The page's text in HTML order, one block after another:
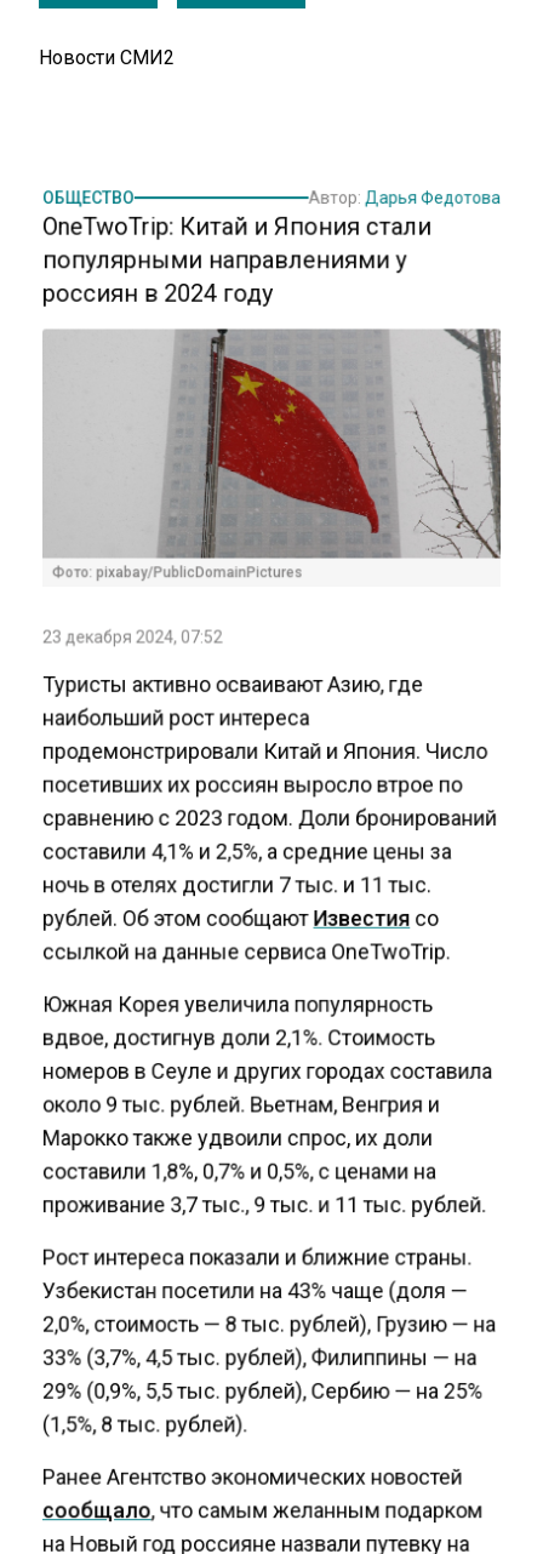
Новости СМИ2
OneTwoTrip: Китай и Япония стали
популярными направлениями у
россиян в 2024 году
Фото: pixabay/PublicDomainPictures
23 декабря 2024, 07:52
Туристы активно осваивают Азию, где
наибольший рост интереса
продемонстрировали Китай и Япония. Число
посетивших их россиян выросло втрое по
сравнению с 2023 годом. Доли бронирований
составили 4,1% и 2,5%, а средние цены за
ночь в отелях достигли 7 тыс. и 11 тыс.
рублей. Об этом сообщаютИзвестия со
ссылкой на данные сервиса OneTwoTrip.
Южная Корея увеличила популярность
вдвое, достигнув доли 2,1%. Стоимость
номеров в Сеуле и других городах составила
около 9 тыс. рублей. Вьетнам, Венгрия и
Марокко также удвоили спрос, их доли
составили 1,8%, 0,7% и 0,5%, с ценами на
проживание 3,7 тыс., 9 тыс. и 11 тыс. рублей.
Рост интереса показали и ближние страны.
Узбекистан посетили на 43% чаще (доля —
2,0%, стоимость — 8 тыс. рублей), Грузию — на
33% (3,7%, 4,5 тыс. рублей), Филиппины — на
29% (0,9%, 5,5 тыс. рублей), Сербию — на 25%
(1,5%, 8 тыс. рублей).
Ранее Агентство экономических новостей
сообщало, что самым желанным подарком
на Новый год россияне назвали путевку на